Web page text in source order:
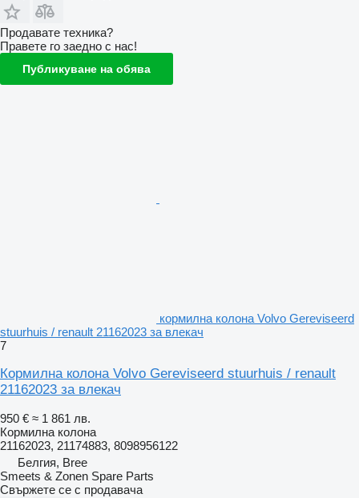
Продавате техника?
Правете го заедно с нас!
Публикуване на обява
кормилна колона Volvo Gereviseerd
stuurhuis / renault 21162023 за влекач
7
Кормилна колона Volvo Gereviseerd stuurhuis / renault
21162023 за влекач
950 € ≈ 1 861 лв.
Кормилна колона
21162023, 21174883, 8098956122
Белгия, Bree
Smeets & Zonen Spare Parts
Свържете се с продавача